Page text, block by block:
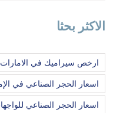
الاكثر بحثا
ارخص سيراميك في الامارات
اسعار الحجر الصناعي في
اسعار الحجر الصناعي